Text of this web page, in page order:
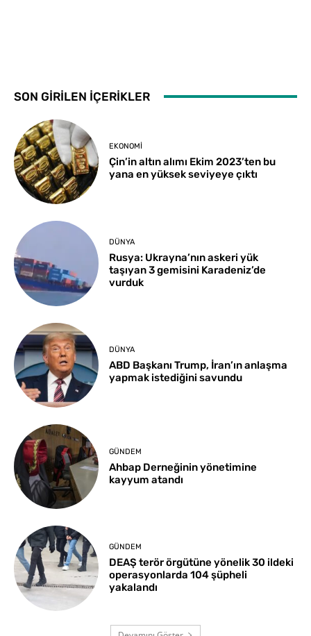
SON GİRİLEN İÇERİKLER
EKONOMI
Çin’in altın alımı Ekim 2023’ten bu
yana en yüksek seviyeye çıktı
DÜNYA
Rusya: Ukrayna’nın askeri yük
taşıyan 3 gemisini Karadeniz’de
vurduk
DÜNYA
ABD Başkanı Trump, İran’ın anlaşma
yapmak istediğini savundu
GÜNDEM
Ahbap Derneğinin yönetimine
kayyum atandı
GÜNDEM
DEAŞ terör örgütüne yönelik 30 ildeki
operasyonlarda 104 şüpheli
yakalandı